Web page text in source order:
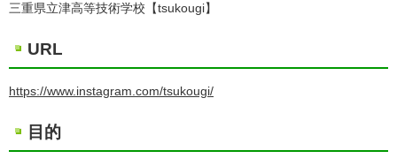
三重県立津高等技術学校【tsukougi】
URL
https://www.instagram.com/tsukougi/
目的